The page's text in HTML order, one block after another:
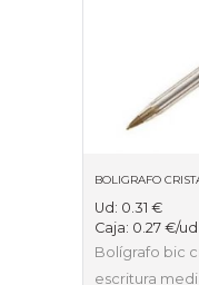
BOLIGRAFO
Ud: 0.31 €
Caja: 0.27 €/ud
Bolígrafo bic
escritura